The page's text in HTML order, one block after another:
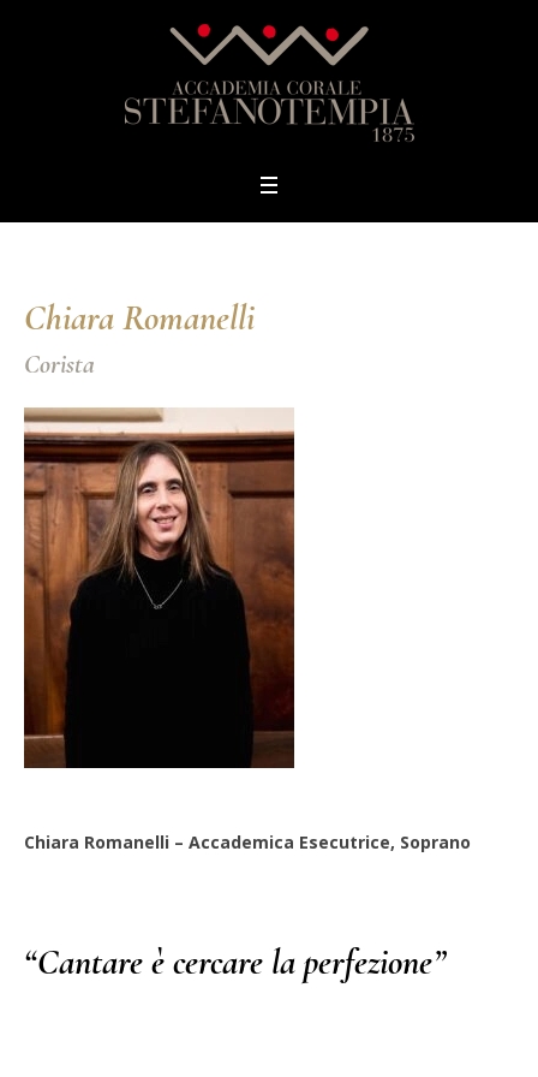
Chiara Romanelli
Corista
Chiara Romanelli – Accademica Esecutrice, Soprano
“Cantare è cercare la perfezione”